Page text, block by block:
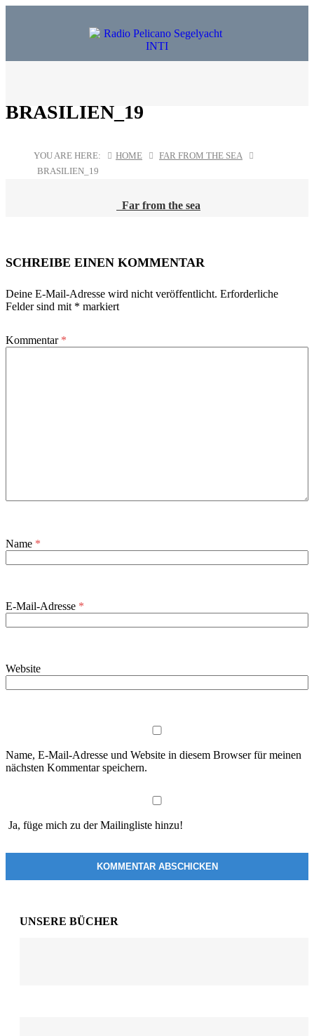
BRASILIEN_19
YOU ARE HERE: HOME
FAR FROM THE SEA
BRASILIEN_19
Far from the sea
SCHREIBE EINEN KOMMENTAR
Deine E-Mail-Adresse wird nicht veröffentlicht. Erforderliche
Felder sind mit * markiert
Kommentar *
Name *
E-Mail-Adresse *
Website
Name, E-Mail-Adresse und Website in diesem Browser für meinen
nächsten Kommentar speichern.
Ja, füge mich zu der Mailingliste hinzu!
UNSERE BÜCHER